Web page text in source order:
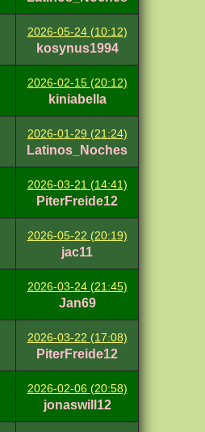
2026-05-24 (10:12)
kosynus1994
2026-02-15 (20:12)
kiniabella
2026-01-29 (21:24)
Latinos_Noches
2026-03-21 (14:41)
PiterFreide12
2026-05-22 (20:19)
jac11
2026-03-24 (21:45)
Jan69
2026-03-22 (17:08)
PiterFreide12
2026-02-06 (20:58)
jonaswill12